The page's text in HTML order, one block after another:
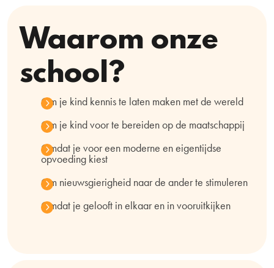
Waarom onze
school?
Om je kind kennis te laten maken met de wereld
Om je kind voor te bereiden op de maatschappij
Omdat je voor een moderne en eigentijdse
opvoeding kiest
Om nieuwsgierigheid naar de ander te stimuleren
Omdat je gelooft in elkaar en in vooruitkijken